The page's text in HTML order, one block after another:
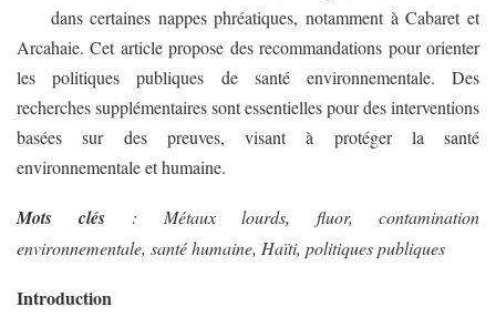
dans certaines nappes phréatiques, notamment à Cabaret et
Arcahaie. Cet article propose des recommandations pour orienter
les politiques publiques de santé environnementale. Des
recherches supplémentaires sont essentielles pour des interventions
basées sur des preuves, visant à protéger la santé
environnementale et humaine.
Mots clés : Métaux lourds, fluor, contamination
environnementale, santé humaine, Haïti, politiques publiques
Introduction